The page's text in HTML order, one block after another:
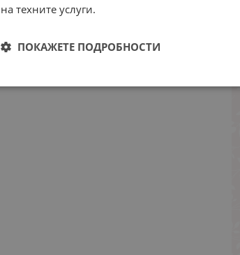
на техните услуги.
ПОКАЖЕТЕ ПОДРОБНОСТИ